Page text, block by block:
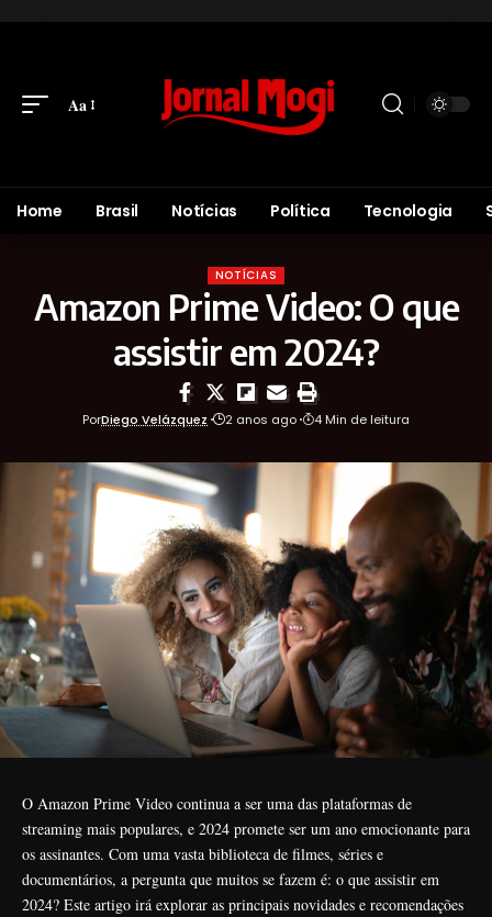
Aa
Home Brasil Notícias Política Tecnologia
NOTÍCIAS
Amazon Prime Video: O que
assistir em 2024?
PorDiego Velázquez 2 anos ago 4 Min de leitura
O Amazon Prime Video continua a ser uma das plataformas de
streaming mais populares, e 2024 promete ser um ano emocionante para
os assinantes. Com uma vasta biblioteca de filmes, séries e
documentários, a pergunta que muitos se fazem é: o que assistir em
2024? Este artigo irá explorar as principais novidades e recomendações